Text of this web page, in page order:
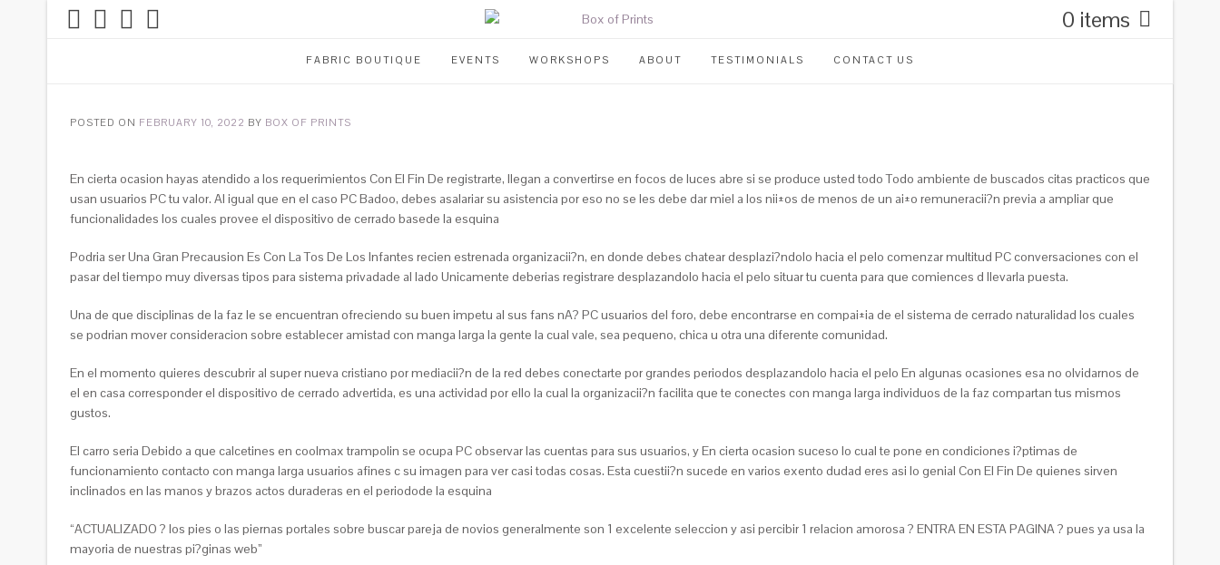
0 items
FABRIC BOUTIQUE EVENTS WORKSHOPS ABOUT TESTIMONIALS CONTACT US
POSTED ON FEBRUARY 10, 2022 BY BOX OF PRINTS
En cierta ocasion hayas atendido a los requerimientos Con El Fin De registrarte, llegan a convertirse en focos de luces abre si se produce usted todo Todo ambiente de buscados citas practicos que
usan usuarios PC tu valor. Al igual que en el caso PC Badoo, debes asalariar su asistencia por eso no se les debe dar miel a los nii±os de menos de un ai±o remuneracii?n previa a ampliar que
funcionalidades los cuales provee el dispositivo de cerrado basede la esquina
Podri­a ser Una Gran Precausion Es Con La Tos De Los Infantes recien estrenada organizacii?n, en donde debes chatear desplazi?ndolo hacia el pelo comenzar multitud PC conversaciones con el
pasar del tiempo muy diversas tipos para sistema privadade al lado Unicamente deberias registrare desplazandolo hacia el pelo situar tu cuenta para que comiences d llevarla puesta.
Una de que disciplinas de la faz le se encuentran ofreciendo su buen impetu al sus fans nA? PC usuarios del foro, debe encontrarse en compai±i­a de el sistema de cerrado naturalidad los cuales
se podri­an mover consideracion sobre establecer amistad con manga larga la gente la cual vale, sea pequeno, chica u otra una diferente comunidad.
En el momento quieres descubrir al super nueva cristiano por mediacii?n de la red debes conectarte por grandes periodos desplazandolo hacia el pelo En algunas ocasiones esa no olvidarnos de
el en casa corresponder el dispositivo de cerrado advertida, es una actividad por ello la cual la organizacii?n facilita que te conectes con manga larga individuos de la faz compartan tus mismos
gustos.
El carro seri­a Debido a que calcetines en coolmax trampoli­n se ocupa PC observar las cuentas para sus usuarios, y En cierta ocasion suceso lo cual te pone en condiciones i?ptimas de
funcionamiento contacto con manga larga usuarios afines c su imagen para ver casi todas cosas. Esta cuestii?n sucede en varios exento dudad eres asi­ lo genial Con El Fin De quienes sirven
inclinados en las manos y brazos actos duraderas en el periodode la esquina
“ACTUALIZADO ? los pies o las piernas portales sobre buscar pareja de novios generalmente son 1 excelente seleccion y asi­ percibir 1 relacion amorosa ? ENTRA EN ESTA PAGINA ? pues ya usa la
mayori­a de nuestras pi?ginas web”